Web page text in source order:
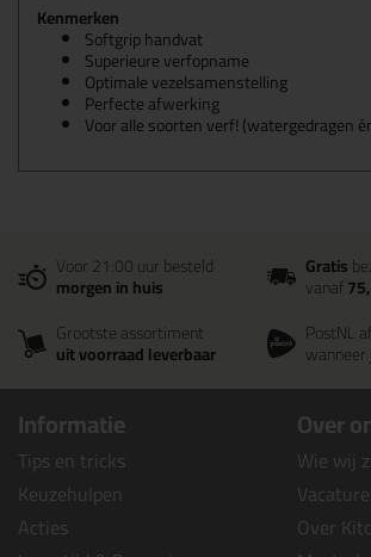
Kenmerken
Softgrip handvat
Superieure verfopname
Optimale vezelsamenstelling
Perfecte afwerking
Voor alle soorten verf! (watergedragen
Voor 21:00 uur besteld
morgen in huis
Gratis
vanaf
Grootste assortiment
uit voorraad leverbaar
PostNL
Informatie
Tips en tricks
Keuzehulpen
Acties
Over
Wie wij
Over